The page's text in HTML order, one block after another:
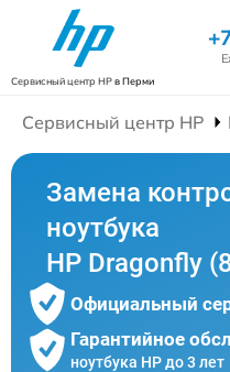
Сервисный центр HPв Перми
Сервисный центр HP
Замена
ноутбука
HP Dragonfly
Официальный
Гарантийное
ноутбука HP до 3 лет